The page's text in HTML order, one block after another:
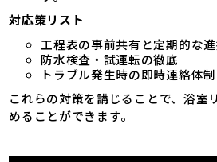
対応策リスト
工程表の事前共有と定期的な
防水検査・試運転の徹底
トラブル発生時の即時連絡体
これらの対策を講じることで、浴室
めることができます。